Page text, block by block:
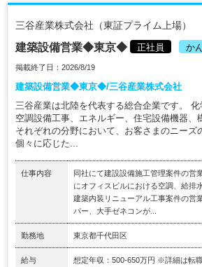
三谷産業株式会社（東証プライム上場）
建築設備営業◆東京◆ 正社員 か
掲載終了日：2026/8/19
建築設備営業◆東京◆/三谷産業株式会社
三谷産業は北陸を代表する総合企業です。 化
空調設備工事、エネルギー、住宅設備機器、
それぞれの分野において、お客さまのニーズ
個々に応じた...
仕事内容
同社にて建設設備施工管理案件の営
にオフィスビルにおける空調、給排
建築内装リニューアル工事案件の営
パー、大手ゼネコンが...
勤務地 東京都千代田区
給与
想定年収：500-650万円 ※詳細は転